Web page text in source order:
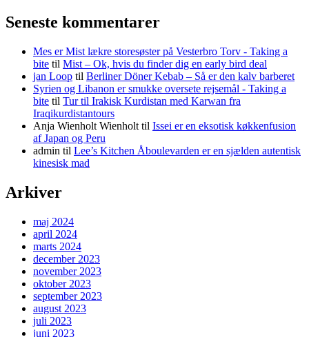
Seneste kommentarer
Mes er Mist lækre storesøster på Vesterbro Torv - Taking a
bite til Mist – Ok, hvis du finder dig en early bird deal
jan Loop til Berliner Döner Kebab – Så er den kalv barberet
Syrien og Libanon er smukke oversete rejsemål - Taking a
bite til Tur til Irakisk Kurdistan med Karwan fra
Iraqikurdistantours
Anja Wienholt Wienholt til Issei er en eksotisk køkkenfusion
af Japan og Peru
admin til Lee’s Kitchen Åboulevarden er en sjælden autentisk
kinesisk mad
Arkiver
maj 2024
april 2024
marts 2024
december 2023
november 2023
oktober 2023
september 2023
august 2023
juli 2023
juni 2023